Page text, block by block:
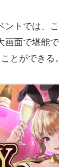
トでは、
画面で堪能
とができる。